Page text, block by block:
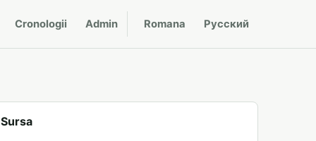
Cronologii Admin Romana Русский
Sursa